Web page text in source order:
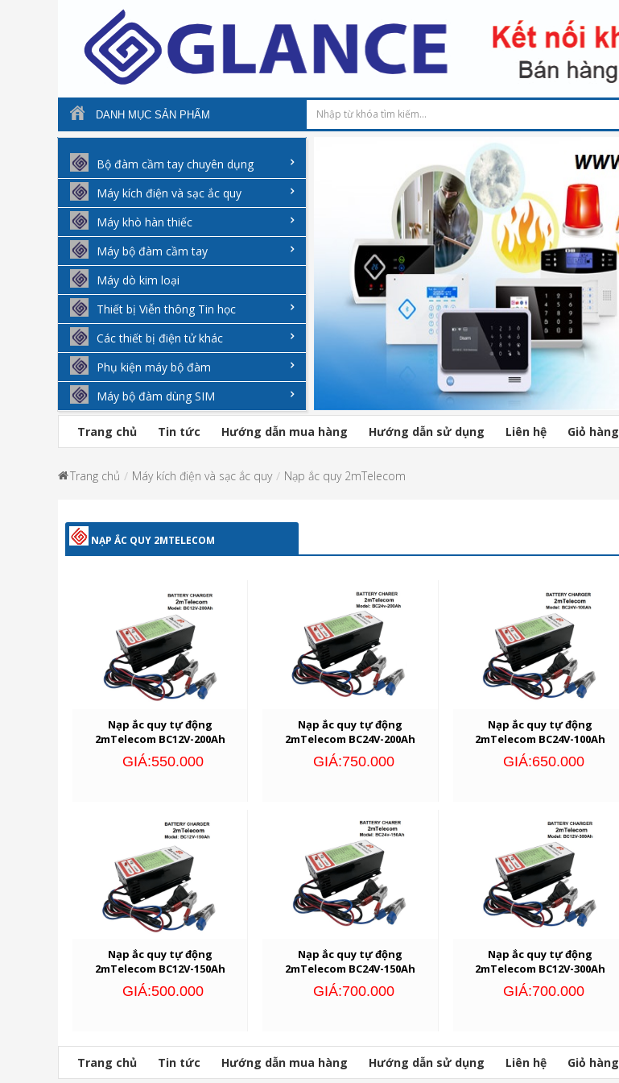
DANH MỤC SẢN PHẨM
Bộ đàm cầm tay chuyên dụng
Máy kích điện và sạc ắc quy
Máy khò hàn thiếc
Máy bộ đàm cầm tay
Máy dò kim loại
Thiết bị Viễn thông Tin học
Các thiết bị điện tử khác
Phụ kiện máy bộ đàm
Máy bộ đàm dùng SIM
Trang chủ Tin tức Hướng dẫn mua hàng Hướng dẫn sử dụng Liên hệ Giỏ hàng
Trang chủ Máy kích điện và sạc ắc quy Nạp ắc quy 2mTelecom
NẠP ẮC QUY 2MTELECOM
Nạp ắc quy tự động
2mTelecom BC12V-200Ah
GIÁ:550.000
Nạp ắc quy tự động
2mTelecom BC24V-200Ah
GIÁ:750.000
Nạp ắc quy tự động
2mTelecom BC24V-100Ah
GIÁ:650.000
Nạp ắc quy tự động
2mTelecom BC12V-150Ah
GIÁ:500.000
Nạp ắc quy tự động
2mTelecom BC24V-150Ah
GIÁ:700.000
Nạp ắc quy tự động
2mTelecom BC12V-300Ah
GIÁ:700.000
Trang chủ Tin tức Hướng dẫn mua hàng Hướng dẫn sử dụng Liên hệ Giỏ hàng